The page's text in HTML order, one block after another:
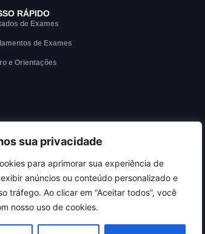
sua privacidade
para aprimorar sua experiência de
anúncios ou conteúdo personalizado e
tráfego. Ao clicar em “Aceitar todos”, você
nosso uso de cookies.
RÁPIDO
de Exames
de Exames
e Orientações